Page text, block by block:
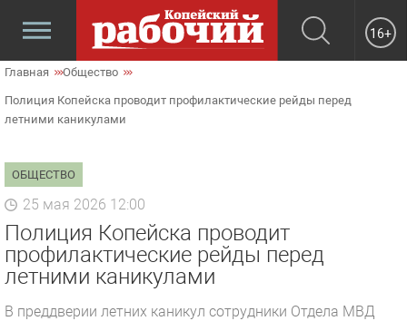
16+
Главная Общество
Полиция Копейска проводит профилактические рейды перед
летними каникулами
ОБЩЕСТВО
25 мая 2026 12:00
Полиция Копейска проводит
профилактические рейды перед
летними каникулами
В преддверии летних каникул сотрудники Отдела МВД